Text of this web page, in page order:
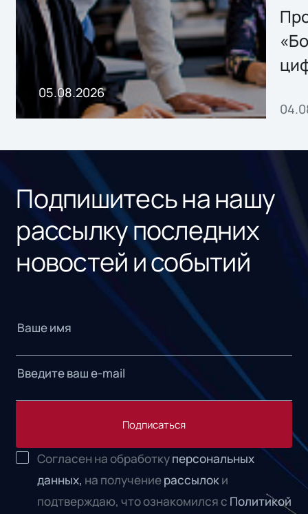
Storage 2.x для
хранения данных
05.08.2026
Подпишитесь на нашу
рассылку последних
новостей и событий
Подписаться
Согласен на обработкуперсональных
данных, на получениерассылоки
подтверждаю, что ознакомился с Политикой